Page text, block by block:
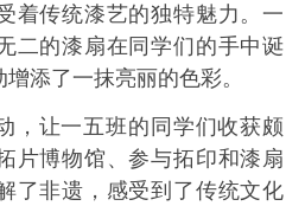
着传统漆艺的独特魅力。一
二的漆扇在同学们的手中诞
添了一抹亮丽的色彩。
，让一五班的同学们收获颇
片博物馆、参与拓印和漆扇
了非遗，感受到了传统文化